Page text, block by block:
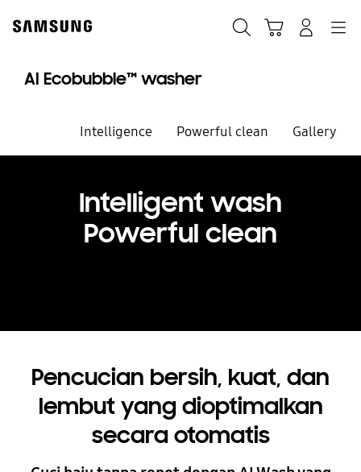
content
AI Ecobubble™ washer
Intelligence Powerful clean Gallery
Intelligent wash
Powerful clean
Pencucian bersih, kuat, dan
lembut yang dioptimalkan
secara otomatis